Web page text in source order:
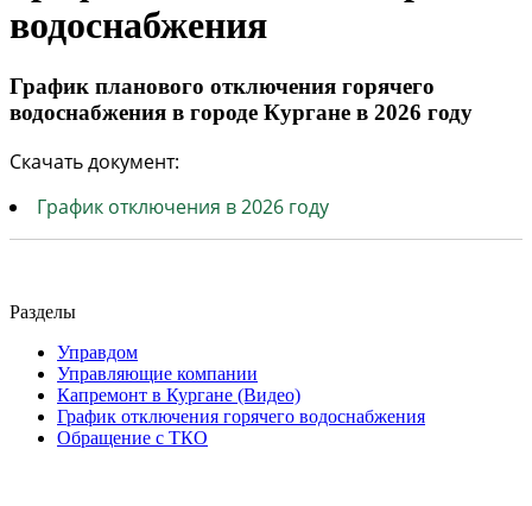
водоснабжения
График планового отключения горячего
водоснабжения в городе Кургане в 2026 году
Скачать документ:
График отключения в 2026 году
Разделы
Управдом
Управляющие компании
Капремонт в Кургане (Видео)
График отключения горячего водоснабжения
Обращение с ТКО